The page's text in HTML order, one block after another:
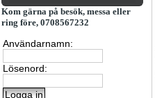
Kom gärna på besök, messa eller
ring före, 0708567232
Användarnamn:
Lösenord: